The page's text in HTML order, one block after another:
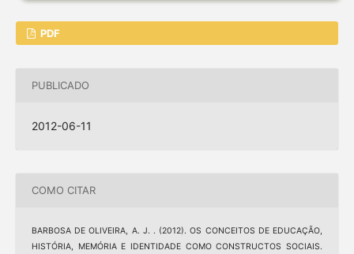
PDF
PUBLICADO
2012-06-11
COMO CITAR
BARBOSA DE OLIVEIRA, A. J. . (2012). OS CONCEITOS DE EDUCAÇÃO,
HISTÓRIA, MEMÓRIA E IDENTIDADE COMO CONSTRUCTOS SOCIAIS.